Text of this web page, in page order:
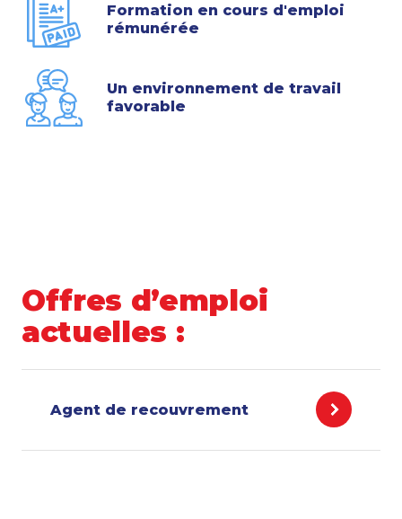
Formation en cours d'emploi
rémunérée
Un environnement de travail
favorable
Offres d’emploi
actuelles :
Agent de recouvrement